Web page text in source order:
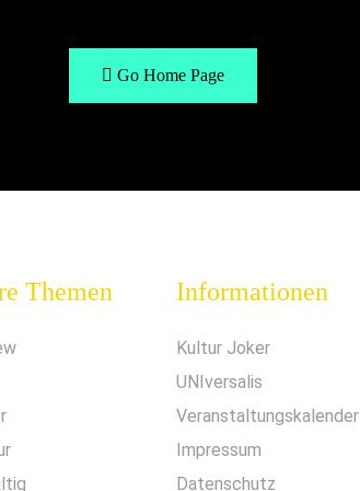
Go Home Page
Themen Informationen
Kultur Joker
UNIversalis
Veranstaltungskalender
Impressum
Datenschutz